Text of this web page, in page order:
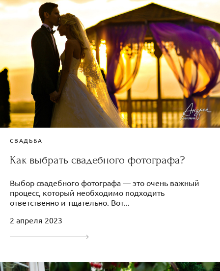
СВАДЬБА
Как выбрать свадебного фотографа?
Выбор свадебного фотографа — это очень важный
процесс, который необходимо подходить
ответственно и тщательно. Вот...
2 апреля 2023